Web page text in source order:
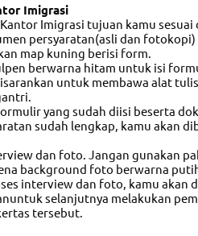
Imigrasi
Imigrasi tujuan kamu
persyaratan(asli dan
map kuning berisi form.
berwarna hitam untuk isi
untuk membawa alat
yang sudah diisi beserta
sudah lengkap, kamu akan
dan foto. Jangan gunakan
background foto berwarna
interview dan foto, kamu akan
selanjutnya melakukan
tersebut.